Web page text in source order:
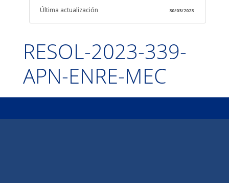
Última actualización 30/03/2023
RESOL-2023-339-
APN-ENRE-MEC